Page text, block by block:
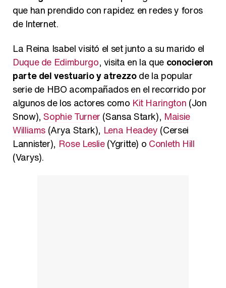
que han prendido con rapidez en redes y foros
de Internet.
La Reina Isabel visitó el set junto a su marido el
Duque de Edimburgo, visita en la que conocieron
parte del vestuario y atrezzode la popular
serie de HBO acompañados en el recorrido por
algunos de los actores como Kit Harington (Jon
Snow),Sophie Turner (Sansa Stark), Maisie
Williams (Arya Stark), Lena Headey (Cersei
Lannister), Rose Leslie(Ygritte) o Conleth Hill
(Varys).